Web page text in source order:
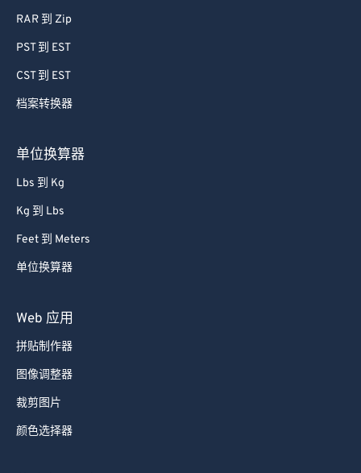
RAR 到 Zip
PST 到 EST
CST 到 EST
档案转换器
单位换算器
Lbs 到 Kg
Kg 到 Lbs
Feet 到 Meters
单位换算器
Web 应用
拼贴制作器
图像调整器
裁剪图片
颜色选择器